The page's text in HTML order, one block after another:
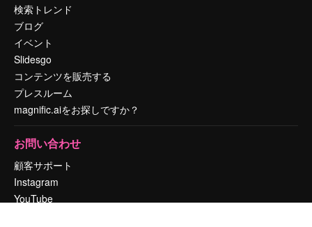
検索トレンド
ブログ
イベント
Slidesgo
コンテンツを販売する
プレスルーム
magnific.aiをお探しですか？
お問い合わせ
顧客サポート
Instagram
YouTube